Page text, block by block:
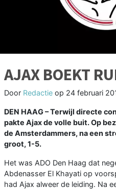
AJAX BOEKT
Door Redactie op 24 februari
DEN HAAG –Terwijl directe
pakte Ajax de volle buit. Op
de Amsterdammers, na een
groot, 1-5.
Het was ADO Den Haag dat
Abdenasser El Khayati op
had Ajax alweer de leiding. Na